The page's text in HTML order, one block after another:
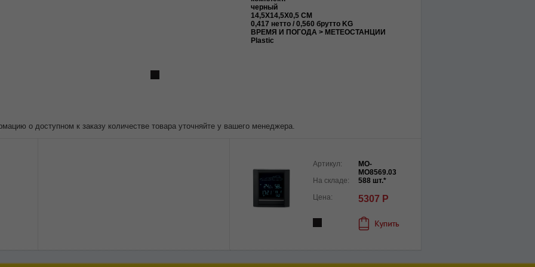
черный
14,5X14,5X0,5 CM
0,417 нетто / 0,560 брутто KG
ВРЕМЯ И ПОГОДА > МЕТЕОСТАНЦИИ
Plastic
о доступном к заказу количестве товара уточняйте у вашего менеджера.
Артикул:
MO-
MO8569.03
На складе:
588 шт.*
Цена:
5307 Р